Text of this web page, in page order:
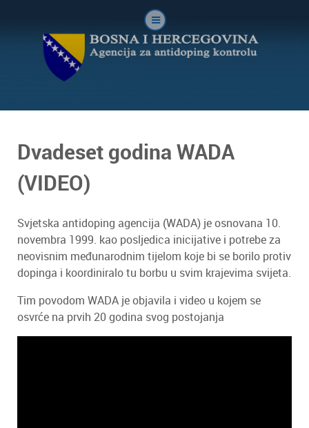
Dvadeset godina WADA
(VIDEO)
Svjetska antidoping agencija (WADA) je osnovana 10.
novembra 1999. kao posljedica inicijative i potrebe za
neovisnim međunarodnim tijelom koje bi se borilo protiv
dopinga i koordiniralo tu borbu u svim krajevima svijeta.
Tim povodom WADA je objavila i video u kojem se
osvrće na prvih 20 godina svog postojanja